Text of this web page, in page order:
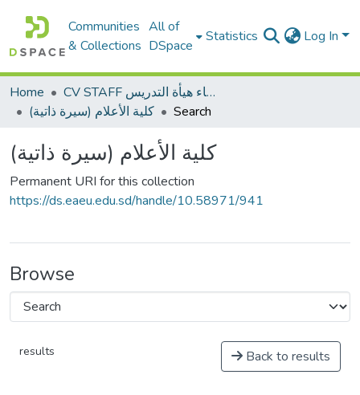
Communities
& Collections
All of
DSpace
Statistics Log In
Home
CV STAFF السيره الذاتية لأعضاء هيأة التدريس
كلية الأعلام (سيرة ذاتية)
Search
كلية الأعلام (سيرة ذاتية)
Permanent URI for this collection
https://ds.eaeu.edu.sd/handle/10.58971/941
Browse
results Back to results